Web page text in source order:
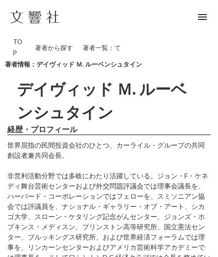
menu
TO
P
著者から探す 著者一覧：て
著者情報：デイヴィッド Ｍ. ルーベンシュタイン
デイヴィッド Ｍ. ルーベ
ンシュタイン
経歴・プロフィール
世界屈指の民間投資会社のひとつ、カーライル・グループの共同
創設者兼共同会長。
非営利活動分野では多岐にわたり活躍している。ジョン・F・ケネ
ディ舞台芸術センターおよび外交問題評議会では理事会議長を、
ハーバード・コーポレーションではフェローを、スミソニアン協
会では評議員を、ナショナル・ギャラリー・オブ・アート、シカ
ゴ大学、スローン・ケタリング記念がんセンター、ジョンズ・ホ
プキンス・メディスン、プリンストン高等研究所、国立憲法セン
ター、ブルッキングス研究所、および世界経済フォーラムでは理
事を、リンカーンセンターおよびアメリカ芸術科学アカデミーで